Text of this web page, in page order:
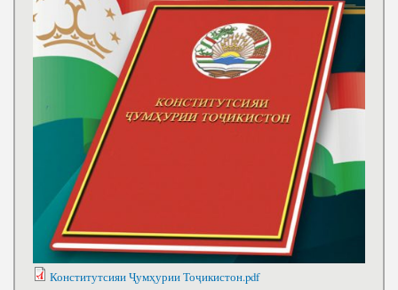
Конститутсияи Ҷумҳурии Тоҷикистон.pdf